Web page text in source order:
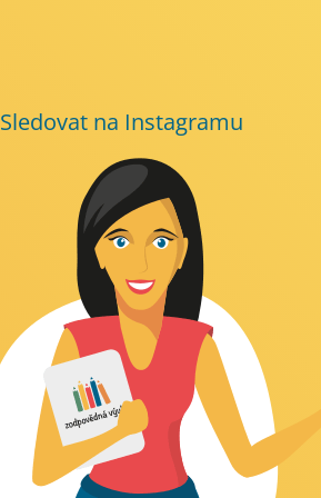
Sledovat na Instagramu